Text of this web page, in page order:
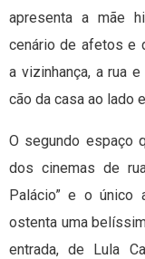
apresenta a mãe
cenário de afetos e
a vizinhança, a rua
cão da casa ao lado
O segundo espaço
dos cinemas de rua
Palácio” e o único
ostenta uma
entrada, de Lula